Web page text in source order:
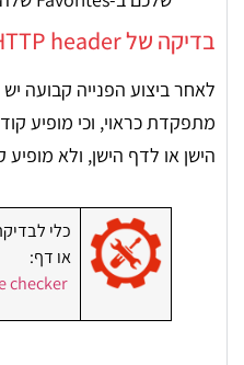
בדיקה של HTTP header
לאחר ביצוע הפנייה קבועה יש
הישן או לדף הישן, ולא מופיע קוד אחר
או דף:
checker